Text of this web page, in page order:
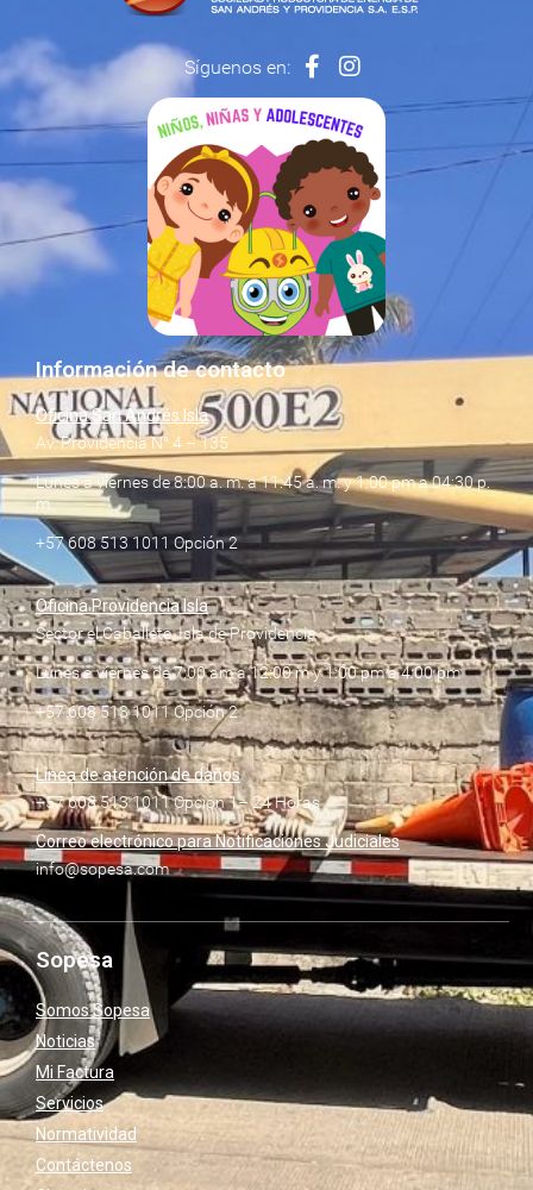
Síguenos en:
Información de contacto
Oficina San Andrés Isla
Av. Providencia N° 4 – 135
Lunes a viernes de 8:00 a. m. a 11:45 a. m. y 1:00 pm a 04:30 p.
m.
+57 608 513 1011 Opción 2
Oficina Providencia Isla
Sector el Caballete, Isla de Providencia
Lunes a viernes de 7:00 am a 12:00 m y 1:00 pm a 4:00 pm
+57 608 513 1011 Opción 2
Línea de atención de daños
+57 608 513 1011 Opción 1– 24 Horas
Correo electrónico para Notificaciones Judiciales
info@sopesa.com
Sopesa
Somos Sopesa
Noticias
Mi Factura
Servicios
Normatividad
Contáctenos